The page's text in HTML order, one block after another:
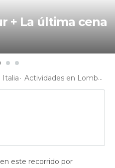
+ La última cena
Italia Actividades en Lombardía
este recorrido por